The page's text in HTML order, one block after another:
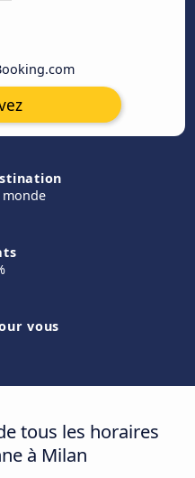
vous
tous les horaires
à Milan